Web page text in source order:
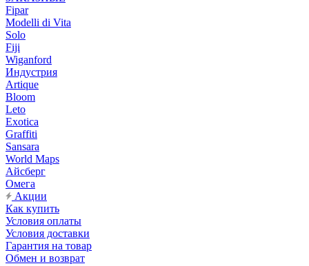
Fipar
Modelli di Vita
Solo
Fiji
Wiganford
Индустрия
Artique
Bloom
Leto
Exotica
Graffiti
Sansara
World Maps
Айсберг
Омега
Акции
Как купить
Условия оплаты
Условия доставки
Гарантия на товар
Обмен и возврат